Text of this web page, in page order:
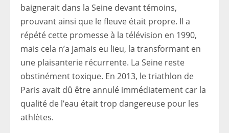
baignerait dans la Seine devant témoins,
prouvant ainsi que le fleuve était propre. Il a
répété cette promesse à la télévision en 1990,
mais cela n’a jamais eu lieu, la transformant en
une plaisanterie récurrente. La Seine reste
obstinément toxique. En 2013, le triathlon de
Paris avait dû être annulé immédiatement car la
qualité de l’eau était trop dangereuse pour les
athlètes.